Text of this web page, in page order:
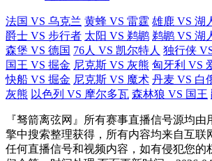
法国 VS 乌克兰 黄蜂 VS 雷霆 雄鹿 VS 湖
爵士 VS 步行者 太阳 VS 鹈鹕 鹈鹕 VS 湖
森堡 VS 德国 76人 VS 凯尔特人 独行侠
国王 VS 掘金 尼克斯 VS 灰熊 匈牙利 VS
快船 VS 掘金 尼克斯 VS 魔术 丹麦 VS 白
灰熊 以色列 VS 摩尔多瓦 森林狼 VS 国王
『驽箭离弦网』所有赛事直播信号源均由
擎中搜索整理获得，所有内容均来自互联
任何直播信号和视频内容，如有侵犯您的